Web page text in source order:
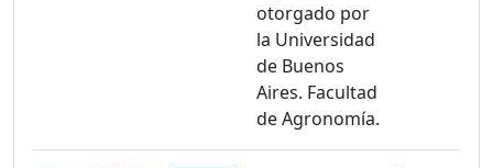
otorgado por
la Universidad
de Buenos
Aires. Facultad
de Agronomía.